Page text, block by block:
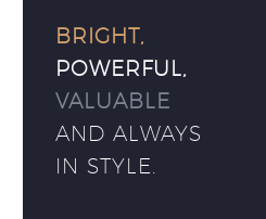
BRIGHT,
POWERFUL,
VALUABLE
AND ALWAYS
IN STYLE.